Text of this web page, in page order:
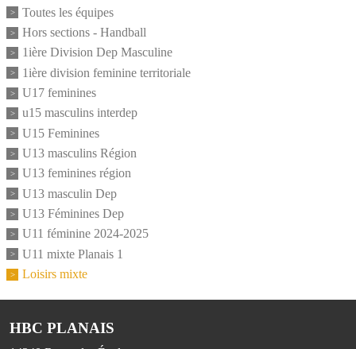
Toutes les équipes
Hors sections - Handball
1ière Division Dep Masculine
1ière division feminine territoriale
U17 feminines
u15 masculins interdep
U15 Feminines
U13 masculins Région
U13 feminines région
U13 masculin Dep
U13 Féminines Dep
U11 féminine 2024-2025
U11 mixte Planais 1
Loisirs mixte
HBC PLANAIS